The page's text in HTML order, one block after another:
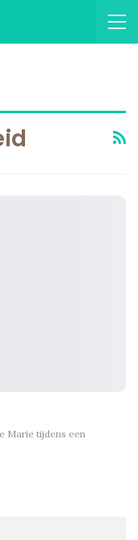
Marie tijdens een